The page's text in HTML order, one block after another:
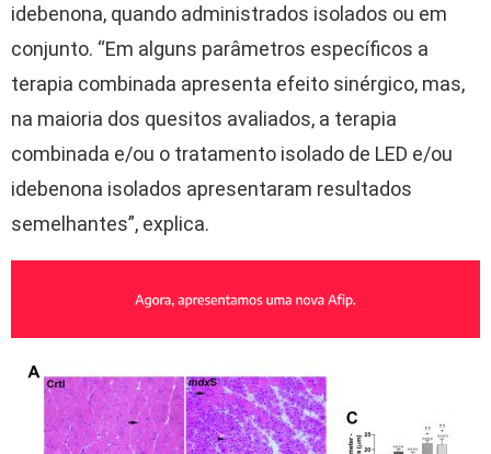
idebenona, quando administrados isolados ou em
conjunto. “Em alguns parâmetros específicos a
terapia combinada apresenta efeito sinérgico, mas,
na maioria dos quesitos avaliados, a terapia
combinada e/ou o tratamento isolado de LED e/ou
idebenona isolados apresentaram resultados
semelhantes”, explica.